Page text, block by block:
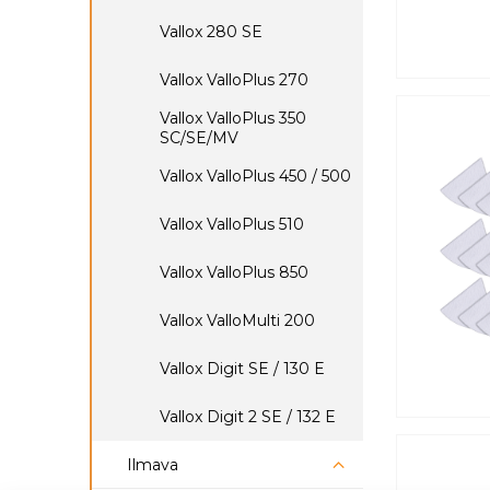
Paul Atmos
Paul Luftansaugturm
Paul Filterboxen
Paul Defroster
Paul Abluftventil
Paul Ø 100 mm.
Paul Ø 125 mm.
Paul Ø 160 mm.
Paul Ø 200 mm.
Pluggit Avent B95
Pluggit Avent D160
Pluggit Avent E97 / E98 /
E99
Pluggit Avent GH / GV
PluggPlan
Vallox 280 SE
Vallox ValloPlus 270
Vallox ValloPlus 350
SC/SE/MV
Vallox ValloPlus 450 / 500
Vallox ValloPlus 510
Vallox ValloPlus 850
Vallox ValloMulti 200
Vallox Digit SE / 130 E
Vallox Digit 2 SE / 132 E
Ilmava